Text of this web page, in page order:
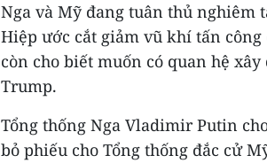
Nga và Mỹ đang tuân thủ nghiêm
Hiệp ước cắt giảm vũ khí tấn công
còn cho biết muốn có quan hệ
Trump.
Tổng thống Nga Vladimir Putin
bỏ phiếu cho Tổng thống đắc cử